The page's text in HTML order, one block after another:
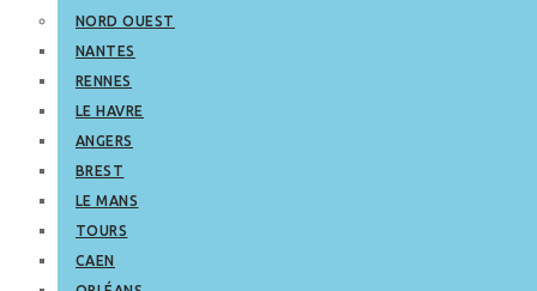
NORD OUEST
NANTES
RENNES
LE HAVRE
ANGERS
BREST
LE MANS
TOURS
CAEN